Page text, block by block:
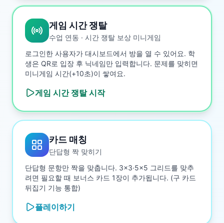
게임 시간 쟁탈
수업 연동 · 시간 쟁탈 보상 미니게임
로그인한 사용자가 대시보드에서 방을 열 수 있어요. 학
생은 QR로 입장 후 닉네임만 입력합니다. 문제를 맞히면
미니게임 시간(+10초)이 쌓여요.
게임 시간 쟁탈시작
카드 매칭
단답형 짝 맞히기
단답형 문항만 짝을 맞춥니다. 3×3·5×5 그리드를 맞추
려면 필요할 때 보너스 카드 1장이 추가됩니다. (구 카드
뒤집기 기능 통합)
플레이하기